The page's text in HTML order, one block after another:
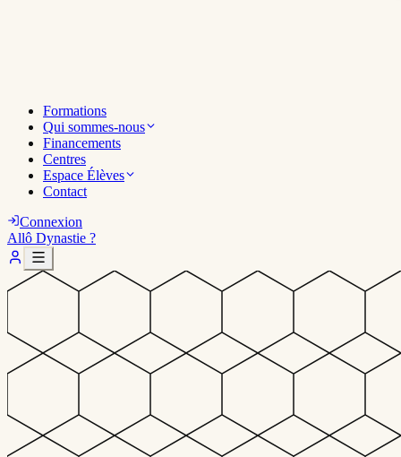
Formations
Qui sommes-nous
Financements
Centres
Espace Élèves
Contact
Connexion
Allô Dynastie ?